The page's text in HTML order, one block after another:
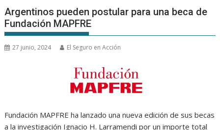
Argentinos pueden postular para una beca de
Fundación MAPFRE
27 junio, 2024 El Seguro en Acción
Fundación MAPFRE ha lanzado una nueva edición de sus becas
a la investigación Ignacio H. Larramendi por un importe total